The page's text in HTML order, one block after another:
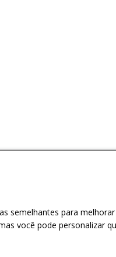
semelhantes para
você pode personalizar